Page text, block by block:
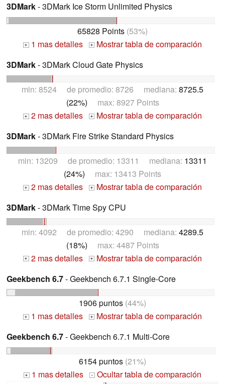
3DMark- 3DMark Ice Storm Unlimited Physics
65828 Points (53%)
+ 1 mas detalles +
Mostrar tabla de comparación
3DMark- 3DMark Cloud Gate Physics
min: 8524 de promedio: 8726 mediana: 8725.5
(22%) max: 8927 Points
+ 2 mas detalles +
Mostrar tabla de comparación
3DMark- 3DMark Fire Strike Standard Physics
min: 13209 de promedio: 13311 mediana: 13311
(24%) max: 13413 Points
+ 2 mas detalles +
Mostrar tabla de comparación
3DMark- 3DMark Time Spy CPU
min: 4092 de promedio: 4290 mediana: 4289.5
(18%) max: 4487 Points
+ 2 mas detalles +
Mostrar tabla de comparación
Geekbench 6.7- Geekbench 6.7.1 Single-Core
1906 puntos (44%)
+ 1 mas detalles +
Mostrar tabla de comparación
Geekbench 6.7- Geekbench 6.7.1 Multi-Core
6154 puntos (21%)
+ 1 mas detalles - Ocultar tabla de comparación